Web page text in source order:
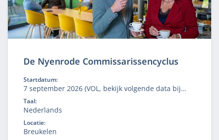
De Nyenrode Commissarissencyclus
Startdatum:
7 september 2026 (VOL, bekijk volgende data bij
'aanmelden')
Taal:
Nederlands
Locatie:
Breukelen